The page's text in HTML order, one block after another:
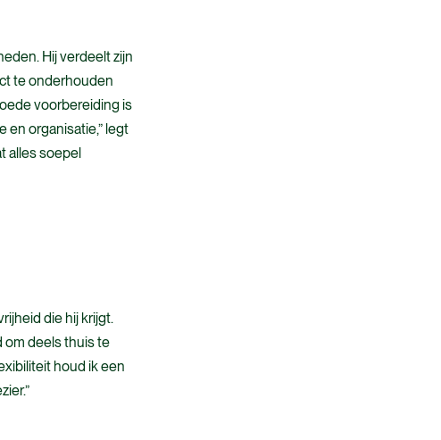
Hij verdeelt zijn
te onderhouden
voorbereiding is
en organisatie,” legt
alles soepel
die hij krijgt.
om deels thuis te
houd ik een